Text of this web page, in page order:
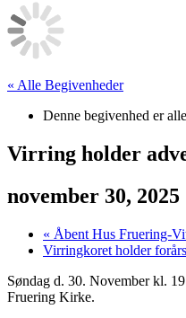
« Alle Begivenheder
Denne begivenhed er
Virring holder
november 30, 2025
« Åbent Hus Fruering-
Virringkoret holder
Søndag d. 30. November kl.
Fruering Kirke.